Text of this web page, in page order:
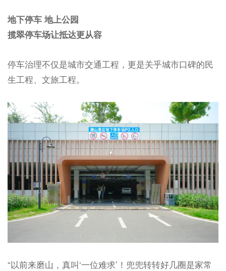
地下停车 地上公园
揽翠停车场让抵达更从容
停车治理不仅是城市交通工程，更是关乎城市口碑的民
生工程、文旅工程。
“以前来磨山，真叫‘一位难求’！兜兜转转好几圈是家常